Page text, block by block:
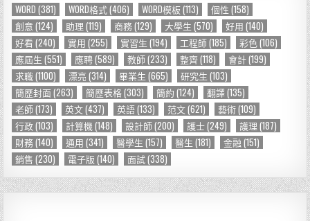
h
f
o
r
WORD (381) WORD格式(406) WORD模板(113) 個性 (158)
創意 (124) 助理 (119) 商務(129) 大學生 (570) 好用 (140)
好看 (240) 實用 (255) 實習生 (194) 工程師(185) 彩色(106)
應屆生 (551) 應聘(589) 教師(233) 整齊(118) 會計(199)
求職(1100) 漂亮 (314) 畢業生 (665) 研究生 (103)
簡歷封面(263) 簡歷表格(303) 簡約 (124) 翻譯(135)
老師(173) 英文(437) 英語(133) 范文(621) 藝術(109)
行政(103) 計算機 (148) 設計師(200) 護士(249) 護理 (187)
財務(140) 通用 (341) 醫學生 (157) 醫生 (181) 金融 (151)
銷售 (230) 電子版 (140) 面試(338)